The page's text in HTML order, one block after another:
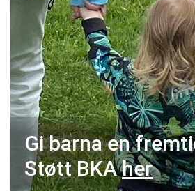
Gi barna en
Støtt BKAher